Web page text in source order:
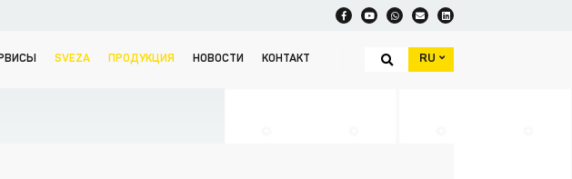
SVEZA ПРОДУКЦИЯ НОВОСТИ КОНТАКТ RU